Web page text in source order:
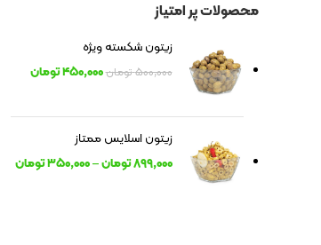
محصولات پر امتیاز
زیتون شکسته ویژه
۵۰۰,۰۰۰تومان۴۵۰,۰۰۰تومان
زیتون اسلایس ممتاز
۸۹۹,۰۰۰تومان–۳۵۰,۰۰۰تومان